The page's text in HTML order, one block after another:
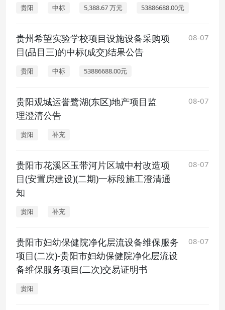
贵阳 中标 5,388.67 万元 53886688.00元
贵州希望实验学校项目设施设备采购项
目(品目三)的中标(成交)结果公告
08-07
贵阳 中标 53886688.00元
贵阳观城运誉鹭湖(东区)地产项目监
理澄清公告
08-07
贵阳 补充
贵阳市花溪区玉带河片区城中村改造项
目(安置房建设)(二期)一标段施工澄清通
知
08-07
贵阳 补充
贵阳市妇幼保健院净化层流设备维保服务
项目(二次)-贵阳市妇幼保健院净化层流设
备维保服务项目(二次)交易证明书
08-07
贵阳